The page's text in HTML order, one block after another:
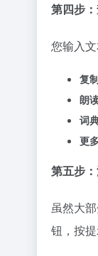
第四步
您输入
复
朗
词
更
第五步
虽然大
钮，按